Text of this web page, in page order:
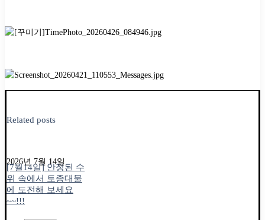
Related posts
2026년 7월 14일
[7월14일] 안정된 수
위 속에서 토종대물
에 도전해 보세요
~~!!!